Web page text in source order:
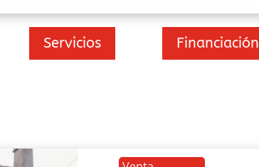
Servicios Financiación